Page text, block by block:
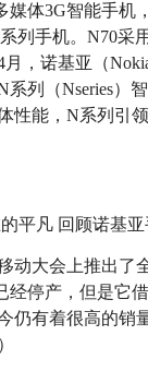
媒体3G智能手机
列手机。N70采
月，诺基亚（
系列（Nseries）
性能，N系列引
动大会上推出了
经停产，但是它
仍有着很高的销